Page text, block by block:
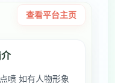
查看平台主页
喷 如有人物形象